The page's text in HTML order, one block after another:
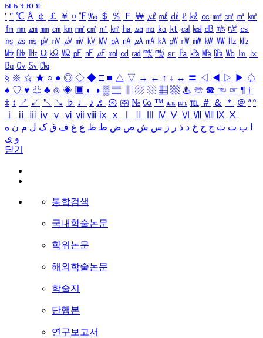
ы ь э ю я
′ ″ ℃ Å ￠ ￡ ￥ ¤ ℉ ‰ ＄ ％ Ｆ ￦ ㎕ ㎖ ㎗ ℓ ㎘ ㏄ ㎣ ㎤ ㎥ ㎦
㎙ ㎚ ㎛ ㎜ ㎝ ㎞ ㎟ ㎠ ㎡ ㎢ ㏊ ㎍ ㎎ ㎏ ㏏ ㎈ ㎉ ㏈ ㎧ ㎨ ㎰
㎱ ㎲ ㎳ ㎴ ㎵ ㎶ ㎷ ㎸ ㎹ ㎀ ㎁ ㎂ ㎃ ㎄ ㎺ ㎻ ㎽ ㎾ ㎿ ㎐ ㎑
㎒ ㎓ ㎔ Ω ㏀ ㏁ ㎊ ㎋ ㎌ ㏖ ㏅ ㎭ ㎮ ㎯ ㏛ ㎩ ㎪ ㎫ ㎬ ㏝ ㏐
㏓
㏃ ㏉ ㏜ ㏆
§ ※ ☆ ★ ○ ● ◎ ◇ ◆ □ ■ △ ▽ → ← ↑ ↓ ↔ 〓 ◁ ◀ ▷ ▶ ♤
♠ ♡ ♥ ♧ ♣ ⊙ ◈ ▣ ◐ ◑ ▒ ▤ ▨ ▧ ▦ ▩ ♨ ☏ ☎ ☜ ☞ ¶ †
‡ ↕ ↗ ↙ ↖ ↘ ♭ ♩ ♪ ♬ ㉿ ㈜ № ㏇ ™ ㏂ ㏘ ℡ ＃ ＆ ＊ ＠ ª º
ⅰ
ⅱ ⅲ ⅳ ⅴ ⅵ ⅶ ⅷ ⅸ ⅹ Ⅳ Ⅴ Ⅵ Ⅶ Ⅷ Ⅸ Ⅹ
ب ت ث ج ح خ د ذ ر ز س ش ص ض ط ظ ع غ ف ق ک ل م ن ه
و ی
닫기
통합검색
국내학술논문
학위논문
해외학술논문
학술지
단행본
연구보고서